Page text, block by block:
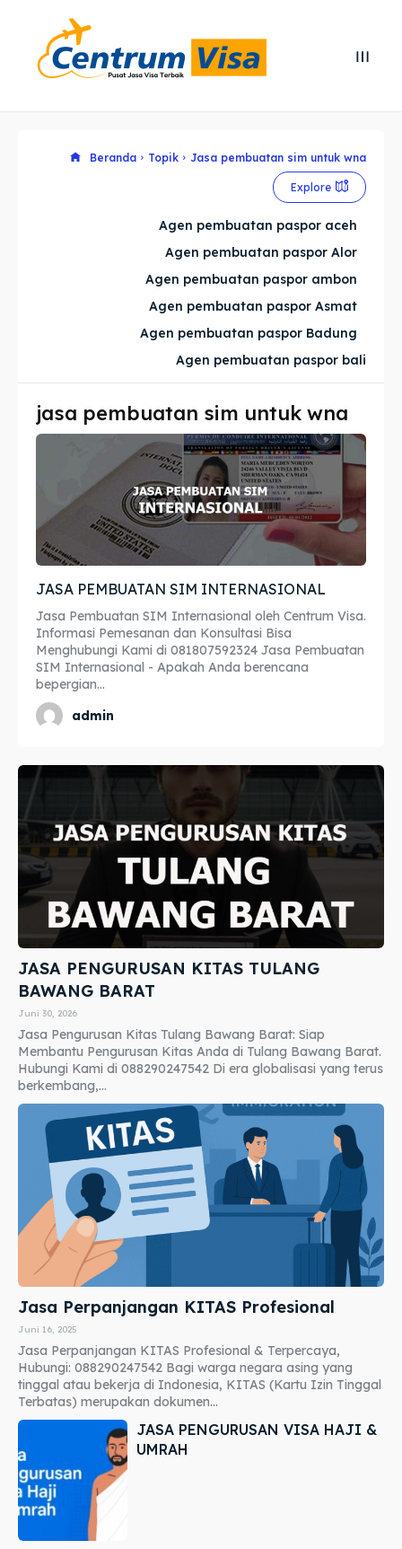
Cari
Cari
Explore our destinations
Imta
Apostille
Penerjemah
Asuransi
Blog
Explore our destinations
Imta
Apostille
Penerjemah
Asuransi
Blog
Beranda Topik Jasa pembuatan sim untuk wna
Explore
Agen pembuatan paspor aceh
Agen pembuatan paspor Alor
Agen pembuatan paspor ambon
Agen pembuatan paspor Asmat
Agen pembuatan paspor Badung
Agen pembuatan paspor bali
jasa pembuatan sim untuk wna
JASA PEMBUATAN SIM INTERNASIONAL
Jasa Pembuatan SIM Internasional oleh Centrum Visa.
Informasi Pemesanan dan Konsultasi Bisa
Menghubungi Kami di 081807592324 Jasa Pembuatan
SIM Internasional - Apakah Anda berencana
bepergian...
admin
JASA PENGURUSAN KITAS TULANG
BAWANG BARAT
Juni 30, 2026
Jasa Pengurusan Kitas Tulang Bawang Barat: Siap
Membantu Pengurusan Kitas Anda di Tulang Bawang Barat.
Hubungi Kami di 088290247542 Di era globalisasi yang terus
berkembang,...
Jasa Perpanjangan KITAS Profesional
Juni 16, 2025
Jasa Perpanjangan KITAS Profesional & Terpercaya,
Hubungi: 088290247542 Bagi warga negara asing yang
tinggal atau bekerja di Indonesia, KITAS (Kartu Izin Tinggal
Terbatas) merupakan dokumen...
JASA PENGURUSAN VISA HAJI &
UMRAH